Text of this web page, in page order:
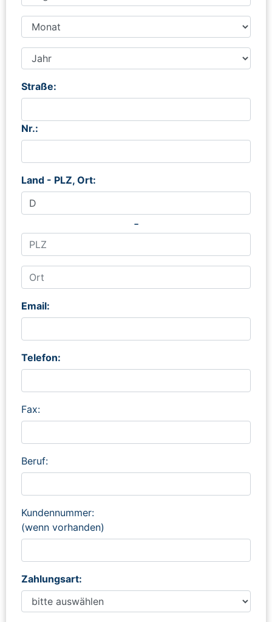
Straße:
Nr.:
Land - PLZ, Ort:
-
Email:
Telefon:
Fax:
Beruf:
Kundennummer:
(wenn vorhanden)
Zahlungsart: